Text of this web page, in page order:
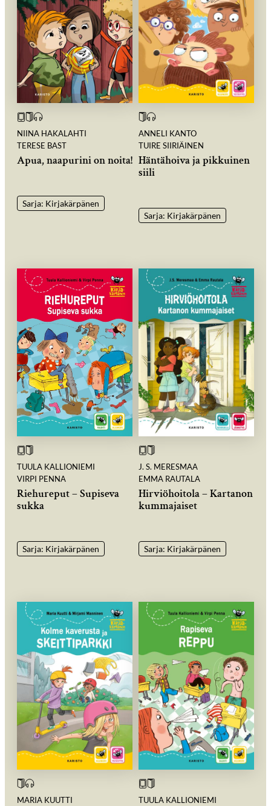
NIINA HAKALAHTI
TERESE BAST
Apua, naapurini on noita!
Sarja: Kirjakärpänen
ANNELI KANTO
TUIRE SIIRIÄINEN
Häntähoiva ja pikkuinen
siili
Sarja: Kirjakärpänen
TUULA KALLIONIEMI
VIRPI PENNA
Riehureput – Supiseva
sukka
Sarja: Kirjakärpänen
J. S. MERESMAA
EMMA RAUTALA
Hirviöhoitola – Kartanon
kummajaiset
Sarja: Kirjakärpänen
MARIA KUUTTI
TUULA KALLIONIEMI